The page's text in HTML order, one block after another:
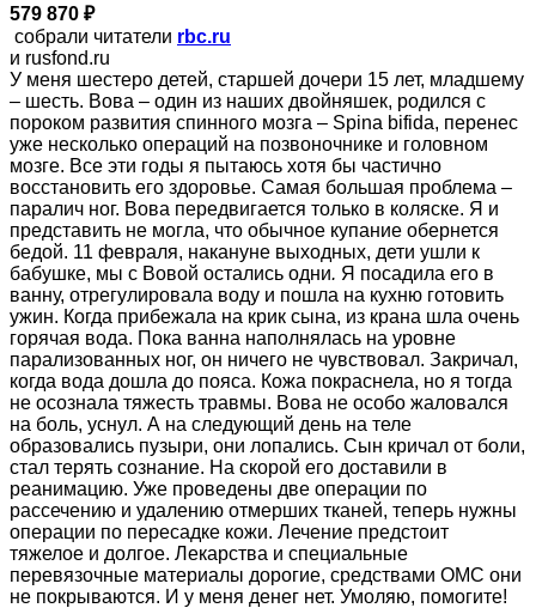
579 870 ₽
собрали читатели rbc.ru
и rusfond.ru
У меня шестеро детей, старшей дочери 15 лет, младшему
– шесть. Вова – один из наших двойняшек, родился с
пороком развития спинного мозга – Spina bifida, перенес
уже несколько операций на позвоночнике и головном
мозге. Все эти годы я пытаюсь хотя бы частично
восстановить его здоровье. Самая большая проблема –
паралич ног. Вова передвигается только в коляске. Я и
представить не могла, что обычное купание обернется
бедой. 11 февраля, накануне выходных, дети ушли к
бабушке, мы с Вовой остались одни. Я посадила его в
ванну, отрегулировала воду и пошла на кухню готовить
ужин. Когда прибежала на крик сына, из крана шла очень
горячая вода. Пока ванна наполнялась на уровне
парализованных ног, он ничего не чувствовал. Закричал,
когда вода дошла до пояса. Кожа покраснела, но я тогда
не осознала тяжесть травмы. Вова не особо жаловался
на боль, уснул. А на следующий день на теле
образовались пузыри, они лопались. Сын кричал от боли,
стал терять сознание. На скорой его доставили в
реанимацию. Уже проведены две операции по
рассечению и удалению отмерших тканей, теперь нужны
операции по пересадке кожи. Лечение предстоит
тяжелое и долгое. Лекарства и специальные
перевязочные материалы дорогие, средствами ОМС они
не покрываются. И у меня денег нет. Умоляю, помогите!